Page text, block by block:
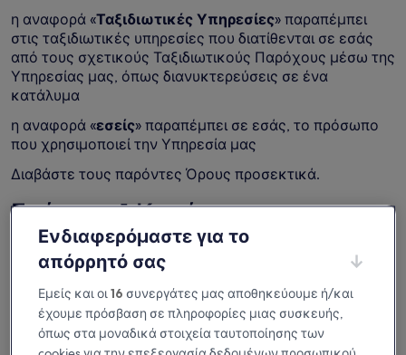
η αναφορά «Ταξιδιωτικές Υπηρεσίες» παραπέμπει
στις ταξιδιωτικές υπηρεσίες που διατίθενται σε εσάς
από τους σχετικούς Ταξιδιωτικούς Παρόχους μέσω της
Υπηρεσίας μας, όπως διανυκτερεύσεις σε ένα
κατάλυμα
η αναφορά «εσείς» παραπέμπει σε εσάς, το πρόσωπο
που χρησιμοποιεί την Υπηρεσία μας
Διαβάστε τους παρόντες Όρους προσεκτικά.
Ενότητα 1 Κανόνες και
Περιορισμοί
Εκτός από τους παρόντες Όρους, ισχύουν επίσης άλλοι
όροι και προϋποθέσεις για την κράτησή σας («Κανόνες
και Περιορισμοί»), οι οποίοι παρέχονται από τους
Ταξιδιωτικούς Παρόχους (όπως οι όροι και οι
Ενδιαφερόμαστε για το
απόρρητό σας
Εμείς και οι16 συνεργάτες μας αποθηκεύουμε ή/και
έχουμε πρόσβαση σε πληροφορίες μιας συσκευής,
όπως στα μοναδικά στοιχεία ταυτοποίησης των